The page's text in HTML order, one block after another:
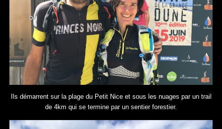
Ils démarrent sur la plage du Petit Nice et sous les nuages par un trail
de 4km qui se termine par un sentier forestier.